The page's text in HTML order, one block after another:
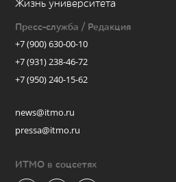
Жизнь университета
Пресс-служба / Редакция
+7 (900) 630-00-10
+7 (931) 238-46-72
+7 (950) 240-15-62
news@itmo.ru
pressa@itmo.ru
ИТМО в соцсетях